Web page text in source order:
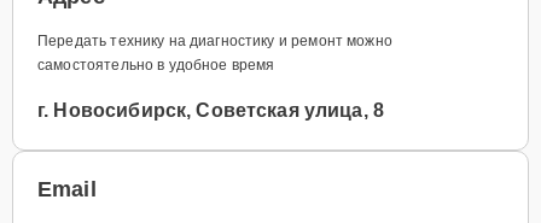
Передать технику на диагностику и ремонт можно
самостоятельно в удобное время
г. Новосибирск, Советская улица, 8
Email